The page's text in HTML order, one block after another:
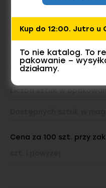
Wymiar
Waga opakowania:
Liczba sztuk w
Cena za 100 szt. przy
Kup do 12:00. Jutro u
To nie katalog. To
pakowanie –
działamy.